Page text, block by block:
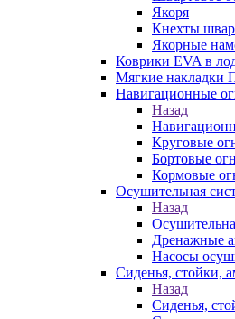
Якоря
Кнехты
Якорные
Коврики EVA в
Мягкие накладки
Навигационные
Назад
Круговые
Бортовые
Кормовые
Осушительная
Назад
Дренажные
Насосы
Сиденья, стойки,
Назад
Сиденья,